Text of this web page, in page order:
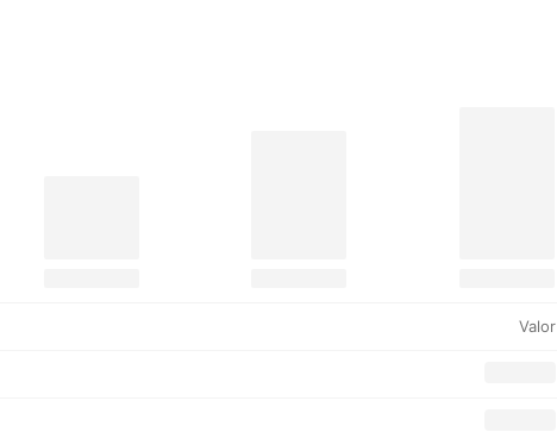
Valor